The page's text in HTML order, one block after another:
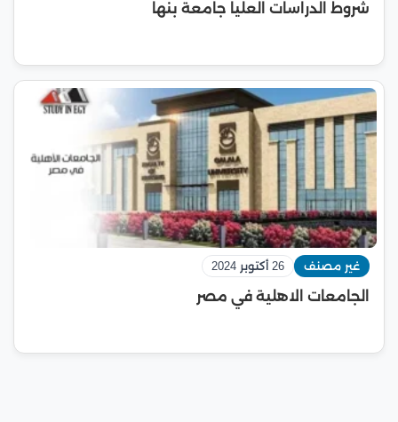
شروط الدراسات العليا جامعة بنها
غير مصنف 26 أكتوبر 2024
الجامعات الاهلية في مصر